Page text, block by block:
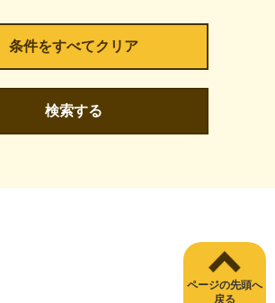
検索する
ページの先頭へ
戻る